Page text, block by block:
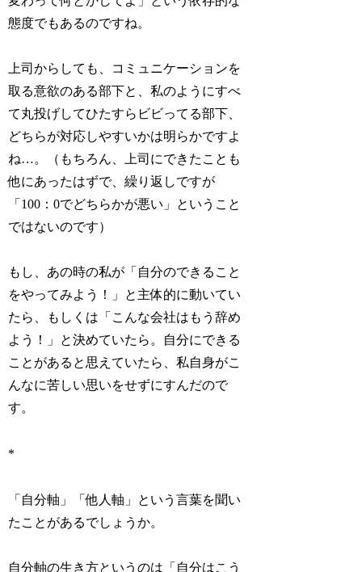
態度でもあるのですね。
上司からしても、コミュニケーションを
取る意欲のある部下と、私のようにすべ
て丸投げしてひたすらビビってる部下、
どちらが対応しやすいかは明らかですよ
ね…。（もちろん、上司にできたことも
他にあったはずで、繰り返しですが
「100：0でどちらかが悪い」ということ
ではないのです）
もし、あの時の私が「自分のできること
をやってみよう！」と主体的に動いてい
たら、もしくは「こんな会社はもう辞め
よう！」と決めていたら。
自分にできる
ことがあると思えていたら、私自身がこ
んなに苦しい思いをせずにすんだので
す。
*
「自分軸」「他人軸」という言葉を聞い
たことがあるでしょうか。
自分軸の生き方というのは「自分はこう